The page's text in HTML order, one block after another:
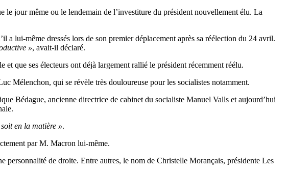
le jour même ou le lendemain de l’investiture du président nouvellement élu. La
lui-même dressés lors de son premier déplacement après sa réélection du 24 avril.
», avait-il déclaré.
que ses électeurs ont déjà largement rallié le président récemment réélu.
Mélenchon, qui se révèle très douloureuse pour les socialistes notamment.
Bédague, ancienne directrice de cabinet du socialiste Manuel Valls et aujourd’hui
en la matière ».
par M. Macron lui-même.
personnalité de droite. Entre autres, le nom de Christelle Morançais, présidente Les